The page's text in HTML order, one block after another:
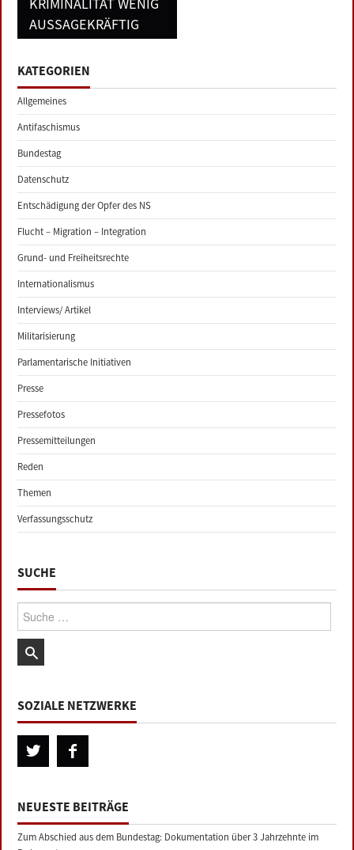
AUSSAGEKRÄFTIG
KATEGORIEN
Allgemeines
Antifaschismus
Bundestag
Datenschutz
Entschädigung der Opfer des NS
Flucht – Migration – Integration
Grund- und Freiheitsrechte
Internationalismus
Interviews/ Artikel
Militarisierung
Parlamentarische Initiativen
Presse
Pressefotos
Pressemitteilungen
Reden
Themen
Verfassungsschutz
SUCHE
Suche:
SOZIALE NETZWERKE
NEUESTE BEITRÄGE
Zum Abschied aus dem Bundestag: Dokumentation über 3 Jahrzehnte im